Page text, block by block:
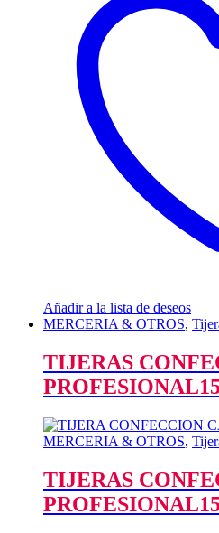
Añadir a la lista de deseos
MERCERIA & OTROS,
TIJERAS
MERCERIA & OTROS,
TIJERAS